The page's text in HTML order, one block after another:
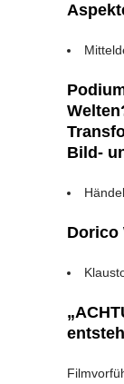
Bild-
Dorico
„